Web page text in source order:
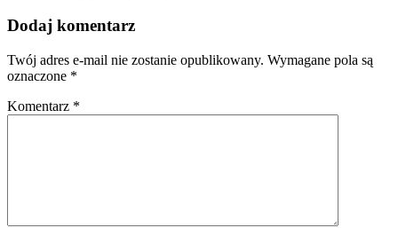
Dodaj komentarz
Twój adres e-mail nie zostanie opublikowany. Wymagane pola są
oznaczone *
Komentarz *